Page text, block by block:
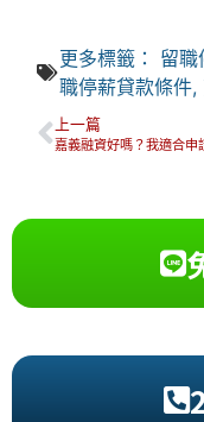
更多標籤： 留職
職停薪貸款條件,
上一篇